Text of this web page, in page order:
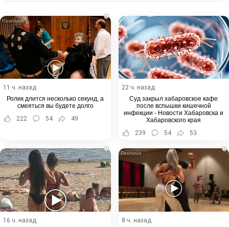
i
11 ч. назад
Ролик длится несколько секунд, а
смеяться вы будете долго
222
54 49
22 ч. назад
Суд закрыл хабаровское кафе
после вспышки кишечной
инфекции - Новости Хабаровска и
Хабаровского края
239
54 53
i
16 ч. назад
i
8 ч. назад